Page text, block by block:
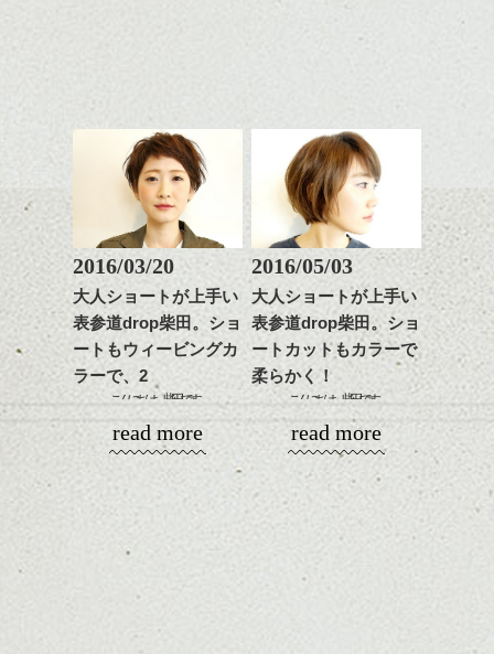
ハンサムショート／ヘッド
スパ／伸びても目立たない
ヘアカラー/ハイライト/ダブ
ルカラー/髪質改善/TOKIOト
リートメント/ブリーチ/イン
ナーカラー/イルミナカラー/
ワックスとオイル、バー
ム等の質感を調整しやす
いものを全体になじませ
整えるだけですよ。
これからのスタイルチェ
ンジの事等
是非なんでもご相談して
下さい。
お待ちしております
ンジ、似合うカラーリン
シバタ
骨董品と花や料理。
時代を変わらず見てきた骨董と、この一瞬
生きている花や料理の時間の対比を映し出
した作品たち。
良く通っていた場所なのだそう。
トや写真が。
ングも簡単。
使うスタイリング剤を変えたりしながら質
感の変化を楽しめますね。
明るめの透明感カラーで、ツヤだししてお
くと
ドライに仕上げてもいい感じ。
軽く見せる事もできますね、
ワックスにオイルを混ぜたりしながらいい
2016/03/20
大人ショートが上手い
表参道drop柴田。ショ
ートもウィービングカ
ラーで、2
こんにちは、柴田です。
暖かくなってくるとショートヘアで軽い感
じにしたくなる人も
多くなってきそうですね。
カラーリングと組み合わせて大人ショート
↓こんな感じで全体が軽くて動きのあるショ
カラーで引き締めるのがおすすめ！
read more
2016/05/03
大人ショートが上手い
表参道drop柴田。ショ
ートカットもカラーで
柔らかく！
こんにちは、柴田です。
今日も天気が良いですね。
これからどんどん暑くなっていきそうな気
がするこの頃ですが
read more